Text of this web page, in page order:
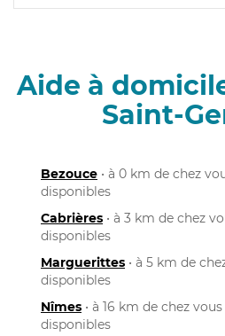
Aide à
Saint-
Bezouce • à 0 km de chez
disponibles
Cabrières • à 3 km de chez
disponibles
Marguerittes • à 5 km de
disponibles
Nîmes • à 16 km de chez
disponibles